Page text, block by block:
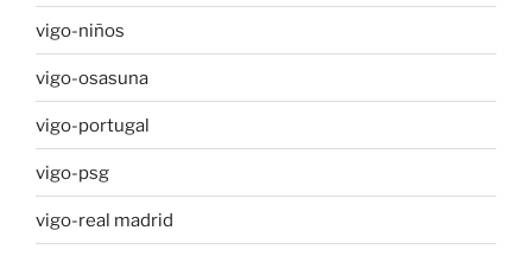
vigo-niños
vigo-osasuna
vigo-portugal
vigo-psg
vigo-real madrid